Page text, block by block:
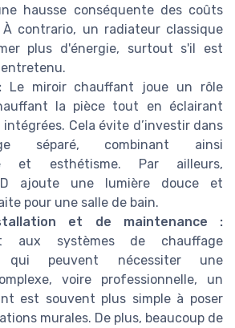
hausse conséquente des coûts
À contrario, un radiateur classique
plus d'énergie, surtout s'il est
Le miroir chauffant joue un rôle
la pièce tout en éclairant
intégrées. Cela évite d’investir dans
séparé, combinant ainsi
et esthétisme. Par ailleurs,
ajoute une lumière douce et
pour une salle de bain.
et de maintenance :
aux systèmes de chauffage
qui peuvent nécessiter une
voire professionnelle, un
est souvent plus simple à poser
murales. De plus, beaucoup de